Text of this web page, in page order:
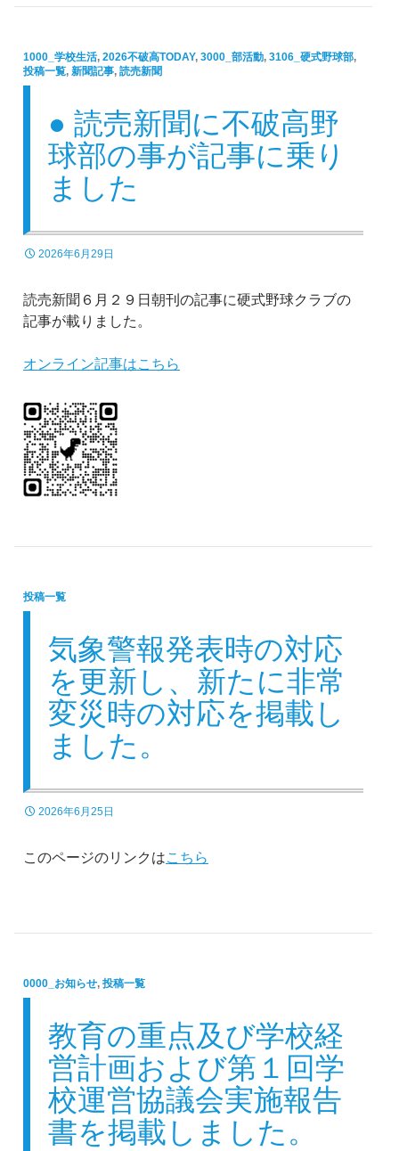
1000_学校生活, 2026不破高TODAY, 3000_部活動, 3106_硬式野球部,
投稿一覧, 新聞記事, 読売新聞
● 読売新聞に不破高野
球部の事が記事に乗り
ました
2026年6月29日
読売新聞６月２９日朝刊の記事に硬式野球クラブの
記事が載りました。
オンライン記事はこちら
投稿一覧
気象警報発表時の対応
を更新し、新たに非常
変災時の対応を掲載し
ました。
2026年6月25日
このページのリンクはこちら
0000_お知らせ, 投稿一覧
教育の重点及び学校経
営計画および第１回学
校運営協議会実施報告
書を掲載しました。